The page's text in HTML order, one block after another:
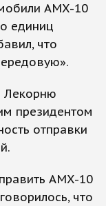
AMX-10
единиц
что
Лекорню
президентом
отправки
AMX-10
что